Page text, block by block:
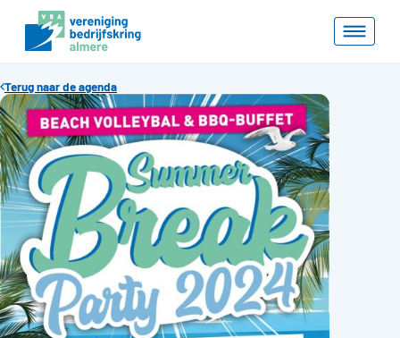
Terug naar de agenda